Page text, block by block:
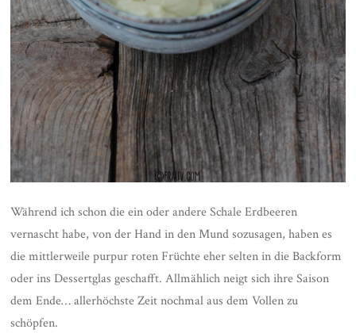
Während ich schon die ein oder andere Schale Erdbeeren
vernascht habe, von der Hand in den Mund sozusagen, haben es
die mittlerweile purpur roten Früchte eher selten in die Backform
oder ins Dessertglas geschafft. Allmählich neigt sich ihre Saison
dem Ende… allerhöchste Zeit nochmal aus dem Vollen zu
schöpfen.